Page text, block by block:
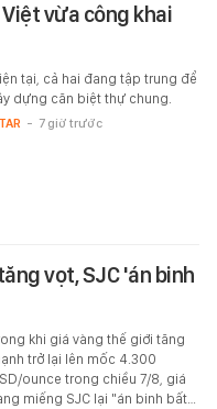
vừa công khai
tại, cả hai đang tập trung để
dựng căn biệt thự chung.
- 7 giờ trước
vọt, SJC 'án binh
khi giá vàng thế giới tăng
trở lại lên mốc 4.300
ounce trong chiều 7/8, giá
miếng SJC lại "án binh bất…